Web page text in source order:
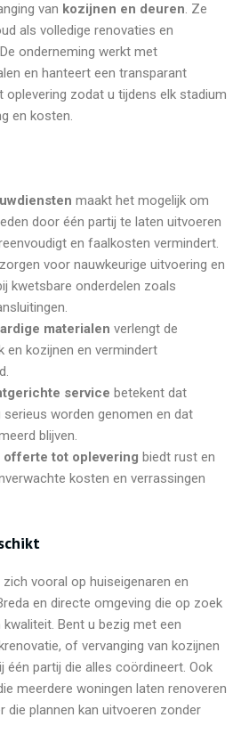
van kozijnen en deuren. Ze
als volledige renovaties en
onderneming werkt met
en hanteert een transparant
zodat u tijdens elk stadium
en kosten.
maakt het mogelijk om
door één partij te laten uitvoeren
en faalkosten vermindert.
zorgen voor nauwkeurige uitvoering en
kwetsbare onderdelen zoals
materialen verlengt de
en kozijnen en vermindert
service betekent dat
worden genomen en dat
blijven.
offerte tot oplevering biedt rust en
kosten en verrassingen
vooral op huiseigenaren en
en directe omgeving die op zoek
Bent u bezig met een
of vervanging van kozijnen
één partij die alles coördineert. Ook
meerdere woningen laten renoveren
die plannen kan uitvoeren zonder